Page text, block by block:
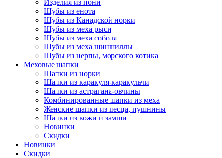
Изделия из пони
Шубы из енота
Шубы из Канадской норки
Шубы из меха рыси
Шубы из меха соболя
Шубы из меха шиншиллы
Шубы из нерпы, морского котика
Меховые шапки
Шапки из норки
Шапки из каракуля-каракульчи
Шапки из астрагана-овчины
Комбинированные шапки из меха
Женские шапки из песца, пушнины
Шапки из кожи и замши
Новинки
Скидки
Новинки
Скидки